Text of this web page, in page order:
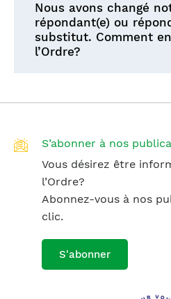
Nous avons changé
répondant(e) ou
substitut. Comment
l’Ordre?
S’abonner à nos
Vous désirez être
l’Ordre?
Abonnez-vous à nos
clic.
S'abonner